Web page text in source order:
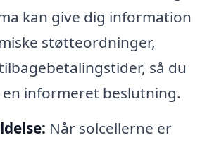
kan give dig information
støtteordninger,
så du
informeret beslutning.
Når solcellerne er